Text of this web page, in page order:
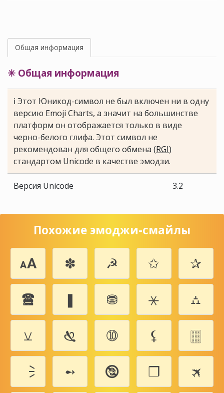
Общая информация
✳ Общая информация
ℹ Этот Юникод-символ не был включен ни в одну
версию Emoji Charts, а значит на большинстве
платформ он отображается только в виде
черно-белого глифа. Этот символ не
рекомендован для общего обмена (RGI)
стандартом Unicode в качестве эмодзи.
Версия Unicode 3.2
Похожие эмоджи-смайлы
🗚 ✽ ☭ ✩
✰
🖀
❚ ⛃ ⚹
⛼
⚺
🙗 ➉ ⚸
🀘
🗦
➻ 🕲 ❒ 🛪